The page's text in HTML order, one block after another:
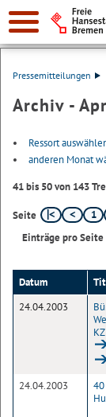
Suche:
Pressemitteilungen
Archiv -
Ressort
anderen Monat
41 bis 50 von 143
Seite 1
Einträge pro Seite
Datum
24.04.2003
24.04.2003